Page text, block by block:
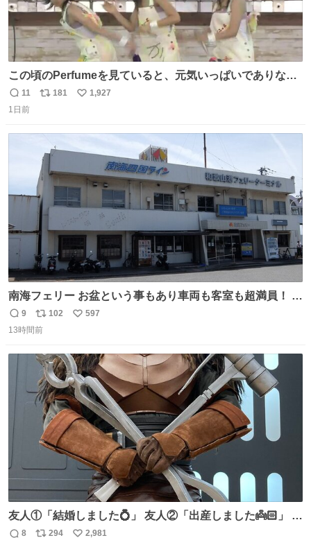
この頃のPerfumeを見ていると、元気いっぱいでありなが
ら決して感情に任せすぎることなく、しっかりと制御され
たダンスであることに新鮮に驚く。3人のあげた足の向き
こから積み重ねてきた努力や練習量が見て取れる…
返
信
11
リ
数
181
い
1,927
1日前
南海フェリー お盆という事もあり車両も客室も超満員！ 廃
止になったらどうなるのコレ？
返
信
9
リ
ポ
ト
数
102
い
数
597
13時間前
友人①「結婚しました💍」 友人②「出産しました👼🏻」 友
人③「マイホーム建てました🏡」 私「我らの道」
8 294 2,981